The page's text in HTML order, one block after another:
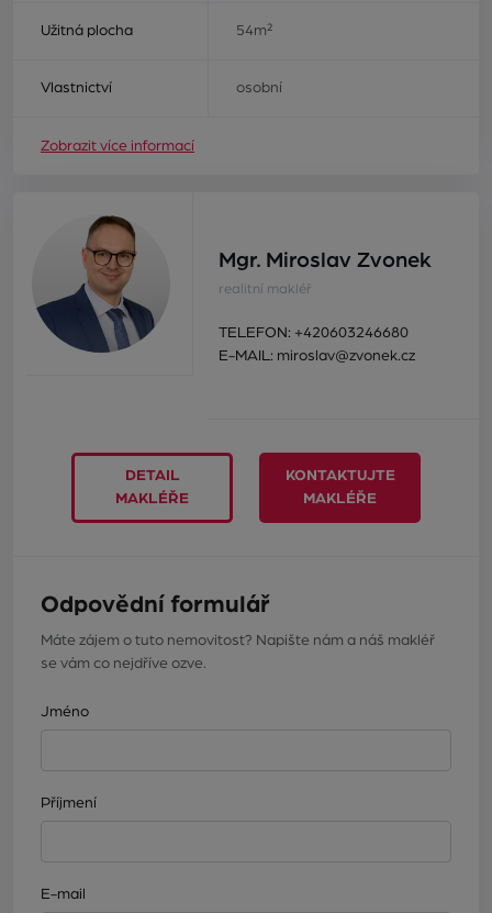
Užitná plocha 54m²
Vlastnictví osobní
Zobrazit více informací
Mgr. Miroslav Zvonek
realitní makléř
TELEFON: +420603246680
E-MAIL: miroslav@zvonek.cz
DETAIL
MAKLÉŘE
KONTAKTUJTE
MAKLÉŘE
Odpovědní formulář
Máte zájem o tuto nemovitost? Napište nám a náš makléř
se vám co nejdříve ozve.
Jméno
Příjmení
E-mail